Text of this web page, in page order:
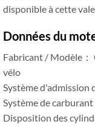
disponible à cette
Données du
Fabricant / Modèle：
vélo
Système d'admission
Système de
Disposition des